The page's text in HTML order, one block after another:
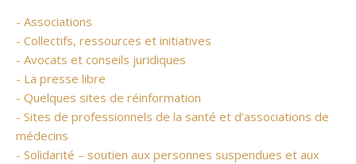
- Associations
- Collectifs, ressources et initiatives
- Avocats et conseils juridiques
- La presse libre
- Quelques sites de réinformation
- Sites de professionnels de la santé et d’associations de
médecins
- Solidarité – soutien aux personnes suspendues et aux